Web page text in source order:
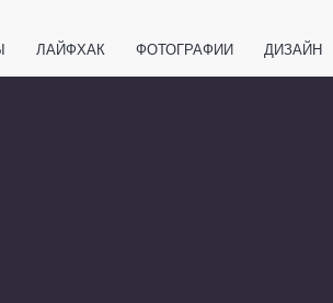
ЛАЙФХАК ФОТОГРАФИИ ДИЗАЙН